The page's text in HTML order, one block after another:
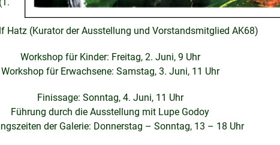
Hatz (Kurator der Ausstellung und Vorstandsmitglied AK68)
Workshop für Kinder: Freitag, 2. Juni, 9 Uhr
Workshop für Erwachsene: Samstag, 3. Juni, 11 Uhr
Finissage: Sonntag, 4. Juni, 11 Uhr
Führung durch die Ausstellung mit Lupe Godoy
der Galerie: Donnerstag – Sonntag, 13 – 18 Uhr